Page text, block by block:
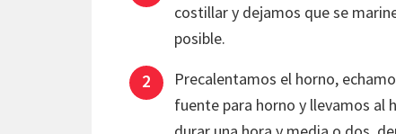
costillar y dejamos que se
posible.
Precalentamos el horno,
fuente para horno y llevamos al